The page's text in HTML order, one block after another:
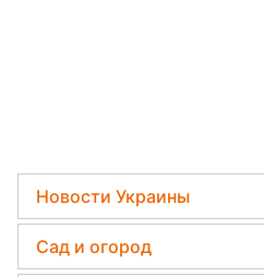
Новости Украины
Телеграм новости Украины
Сад и огород